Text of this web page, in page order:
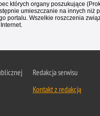
których organy poszukujące
umieszczanie na innych
portalu. Wszelkie roszczenia
Redakcja serwisu
Kontakt z redakcją